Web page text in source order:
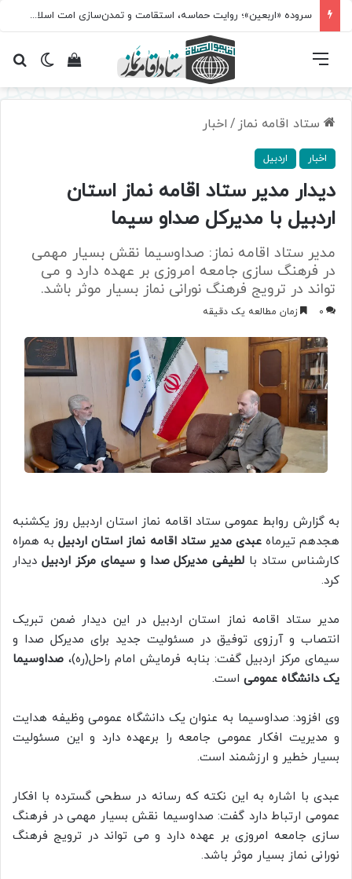
سروده‌ «اربعین»؛ روایت حماسه، استقامت و تمدن‌سازی امت اسلامی
تغییرمشاهده فهرست
ستاد اقامه نماز / اخبار
اخبار اردبیل
دیدار مدیر ستاد اقامه نماز استان
اردبیل با مدیرکل صداو سیما
مدیر ستاد اقامه نماز: صداوسیما نقش بسیار مهمی
در فرهنگ سازی جامعه امروزی بر عهده دارد و می
تواند در ترویج فرهنگ نورانی نماز بسیار موثر باشد.
0 زمان مطالعه یک دقیقه
به گزارش روابط عمومی ستاد اقامه نماز استان اردبیل روز یکشنبه
هجدهم تیرماهعبدی مدیر ستاد اقامه نماز استان اردبیلبه همراه
کارشناس ستاد با لطیفی مدیرکل صدا و سیمای مرکز اردبیل دیدار
کرد.
مدیر ستاد اقامه نماز استان اردبیل در این دیدار ضمن تبریک
انتصاب و آرزوی توفیق در مسئولیت جدید برای مدیرکل صدا و
سیمای مرکز اردبیل گفت: بنابه فرمایش امام راحل(ره)، صداوسیما
یک دانشگاه عمومی است.
وی افزود: صداوسیما به عنوان یک دانشگاه عمومی وظیفه هدایت
و مدیریت افکار عمومی جامعه را برعهده دارد و این مسئولیت
بسیار خطیر و ارزشمند است.
عبدی با اشاره به این نکته که رسانه در سطحی گسترده با افکار
عمومی ارتباط دارد گفت: صداوسیما نقش بسیار مهمی در فرهنگ
سازی جامعه امروزی بر عهده دارد و می تواند در ترویج فرهنگ
نورانی نماز بسیار موثر باشد.